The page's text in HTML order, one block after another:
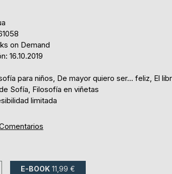
on Demand
16.10.2019
para niños, De mayor quiero ser... feliz, El
Sofía, Filosofía en viñetas
limitada
E-BOOK 11,99 €